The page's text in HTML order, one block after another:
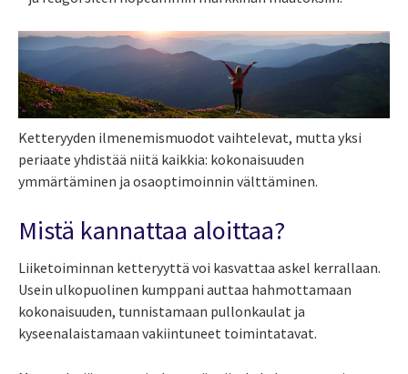
Ketteryyden ilmenemismuodot vaihtelevat, mutta yksi
periaate yhdistää niitä kaikkia: kokonaisuuden
ymmärtäminen ja osaoptimoinnin välttäminen.
Mistä kannattaa aloittaa?
Liiketoiminnan ketteryyttä voi kasvattaa askel kerrallaan.
Usein ulkopuolinen kumppani auttaa hahmottamaan
kokonaisuuden, tunnistamaan pullonkaulat ja
kyseenalaistamaan vakiintuneet toimintatavat.